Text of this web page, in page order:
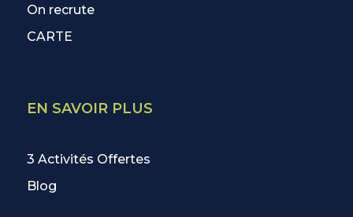
On recrute
CARTE
EN SAVOIR PLUS
3 Activités Offertes
Blog